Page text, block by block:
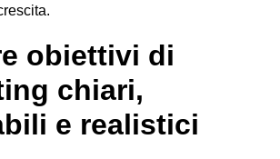
obiettivi di
chiari,
e realistici